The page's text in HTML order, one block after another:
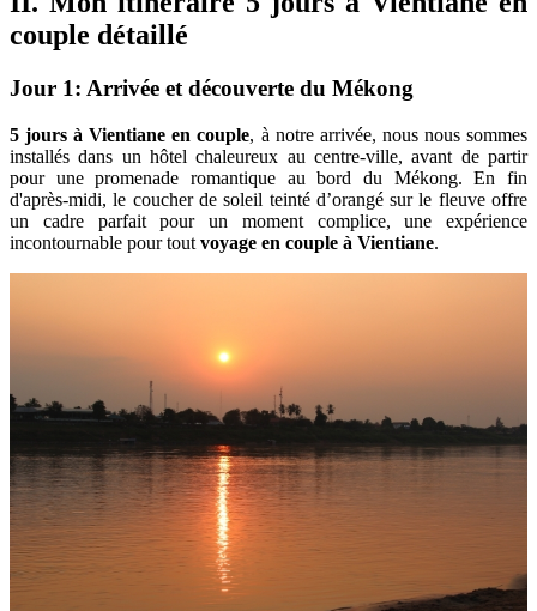
couple détaillé
Jour 1: Arrivée et découverte du Mékong
5 jours à Vientiane en couple, à notre arrivée, nous nous sommes
installés dans un hôtel chaleureux au centre-ville, avant de partir
pour une promenade romantique au bord du Mékong. En fin
d'après-midi, le coucher de soleil teinté d’orangé sur le fleuve offre
un cadre parfait pour un moment complice, une expérience
incontournable pour tout voyage en couple à Vientiane.